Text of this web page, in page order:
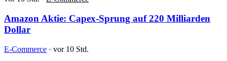
Amazon Aktie: Capex-Sprung auf 220 Milliarden
Dollar
E-Commerce · vor 10 Std.